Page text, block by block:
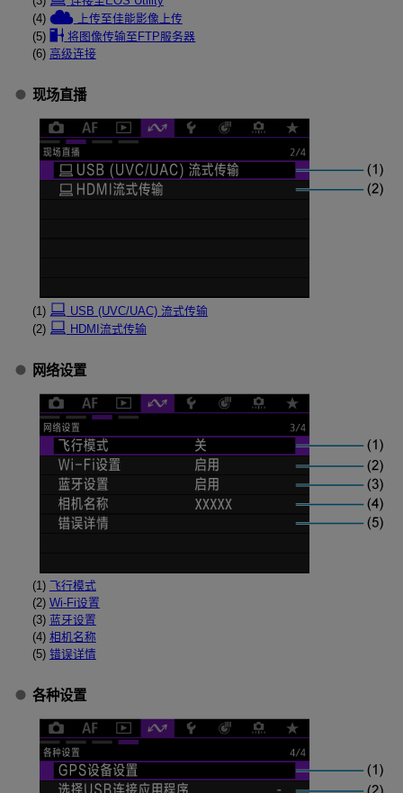
(4)
上传至佳能影像上传
(5)
将图像传输至FTP服务器
(6) 高级连接
现场直播
(1)
USB (UVC/UAC) 流式传输
(2)
HDMI流式传输
网络设置
(1) 飞行模式
(2) Wi-Fi设置
(3) 蓝牙设置
(4) 相机名称
(5) 错误详情
各种设置